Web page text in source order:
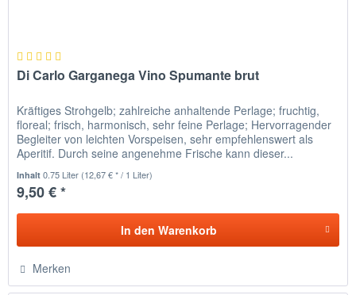
Di Carlo Garganega Vino Spumante brut
Kräftiges Strohgelb; zahlreiche anhaltende Perlage; fruchtig,
floreal; frisch, harmonisch, sehr feine Perlage; Hervorragender
Begleiter von leichten Vorspeisen, sehr empfehlenswert als
Aperitif. Durch seine angenehme Frische kann dieser...
Inhalt0.75 Liter (12,67 € * / 1 Liter)
9,50 € *
In den Warenkorb
Merken